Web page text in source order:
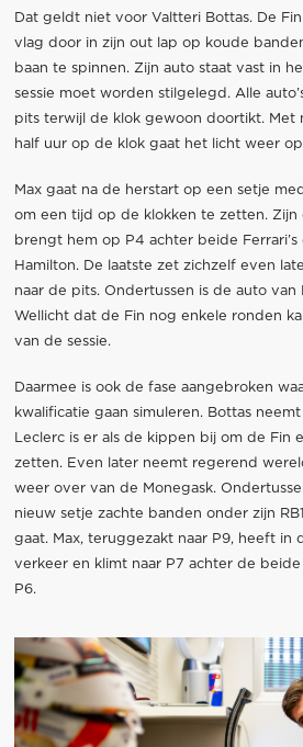
Dat geldt niet voor Valtteri Bottas. De
vlag door in zijn out lap op koude
baan te spinnen. Zijn auto staat vast in
sessie moet worden stilgelegd. Alle
pits terwijl de klok gewoon doortikt. Met
half uur op de klok gaat het licht weer
Max gaat na de herstart op een setje
om een tijd op de klokken te zetten. Zijn
brengt hem op P4 achter beide
Hamilton. De laatste zet zichzelf even
naar de pits. Ondertussen is de auto
Wellicht dat de Fin nog enkele ronden
van de sessie.
Daarmee is ook de fase aangebroken
kwalificatie gaan simuleren. Bottas
Leclerc is er als de kippen bij om de Fin
zetten. Even later neemt regerend
weer over van de Monegask.
nieuw setje zachte banden onder zijn
gaat. Max, teruggezakt naar P9, heeft in
verkeer en klimt naar P7 achter de beide
P6.